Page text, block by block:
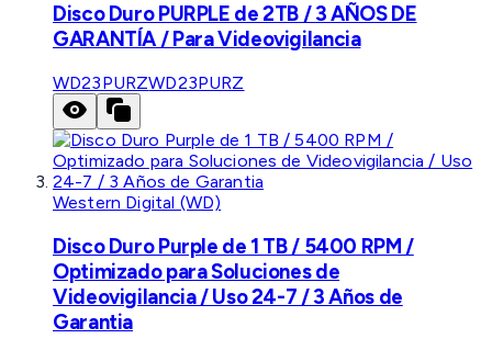
Disco Duro PURPLE de 2TB / 3 AÑOS DE
GARANTÍA / Para Videovigilancia
WD23PURZWD23PURZ
Western Digital (WD)
Disco Duro Purple de 1 TB / 5400 RPM /
Optimizado para Soluciones de
Videovigilancia / Uso 24-7 / 3 Años de
Garantia